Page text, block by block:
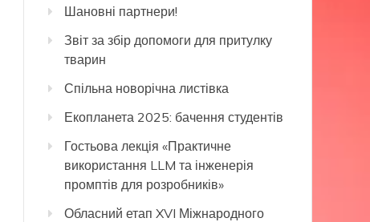
Шановні партнери!
Звіт за збір допомоги для притулку
тварин
Спільна новорічна листівка
Екопланета 2025: бачення студентів
Гостьова лекція «Практичне
використання LLM та інженерія
промптів для розробників»
Обласний етап XVI Міжнародного